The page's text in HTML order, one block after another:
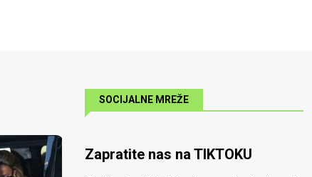
SOCIJALNE MREŽE
Zapratite nas na TIKTOKU